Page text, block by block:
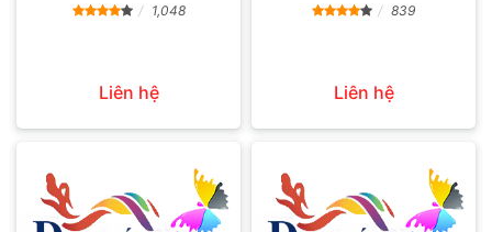
1,048
Liên hệ
839
Liên hệ